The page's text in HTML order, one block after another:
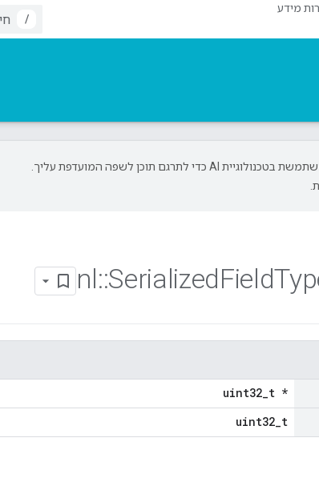
מידע
/
‫Google משתמשת בטכנולוגיית AI כדי לתרגם תוכן לשפה המועדפת עליך.
nl::SerializedField
uint32_t *
uint32_t